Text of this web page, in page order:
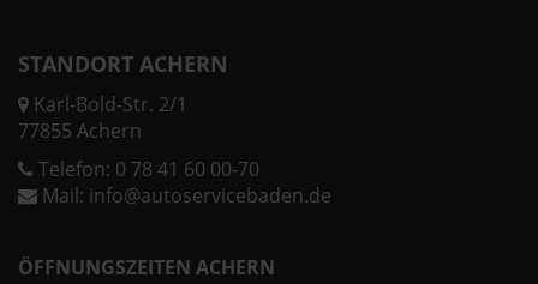
STANDORT ACHERN
Karl-Bold-Str. 2/1
77855 Achern
Telefon: 0 78 41 60 00-70
Mail: info@autoservicebaden.de
ÖFFNUNGSZEITEN ACHERN